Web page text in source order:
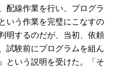
配線作業を行い、プログラ
いう作業を完璧にこなすの
明するのだが、当初、依頼
試験前にプログラムを組ん
という説明を受けた。「そ